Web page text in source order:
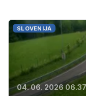
SLOVENIJA
04. 06. 2026 06.37